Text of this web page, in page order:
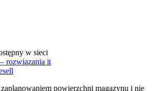
w sieci
rozwiązania it
powierzchni magazynu i nie